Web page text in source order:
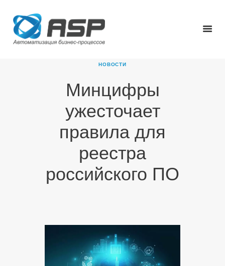
НОВОСТИ
Минцифры
ужесточает
правила для
реестра
российского ПО
ГЛАВНАЯ
О КОМПАНИИ
НОВОСТИ
КАРЬЕРА
ПАРТНЕРЫ
КОНТАКТЫ